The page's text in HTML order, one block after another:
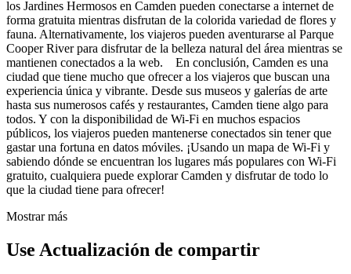
los Jardines Hermosos en Camden pueden conectarse a internet de
forma gratuita mientras disfrutan de la colorida variedad de flores y
fauna. Alternativamente, los viajeros pueden aventurarse al Parque
Cooper River para disfrutar de la belleza natural del área mientras se
mantienen conectados a la web. En conclusión, Camden es una
ciudad que tiene mucho que ofrecer a los viajeros que buscan una
experiencia única y vibrante. Desde sus museos y galerías de arte
hasta sus numerosos cafés y restaurantes, Camden tiene algo para
todos. Y con la disponibilidad de Wi-Fi en muchos espacios
públicos, los viajeros pueden mantenerse conectados sin tener que
gastar una fortuna en datos móviles. ¡Usando un mapa de Wi-Fi y
sabiendo dónde se encuentran los lugares más populares con Wi-Fi
gratuito, cualquiera puede explorar Camden y disfrutar de todo lo
que la ciudad tiene para ofrecer!
Mostrar más
Use Actualización de compartir